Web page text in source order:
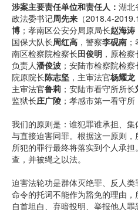
涉案主要责任单位和责任人： 湖北
政法委书记周先来 （2018.4-
博 ；孝南区公安分局原局长赵海涛
国保大队长周红高 ，警察李砚南
南区检察院检察长田俊明 ，原检察
负责人潘俊波 ；安陆市检察院检察
院原院长陈志坚 ，主审法官杨耀龙
主审法官鲁莉 ；安陆市看守所所长
监狱长庄广陵 ；孝感市第一看守所
我们的原则是：谁犯罪谁承担、
与直接迫害同罪。根据这一原则
所犯的罪行最终将落实到个人承
查，并被绳之以法。
迫害法轮功是群体灭绝罪、反人
命令的托词不能作为豁免的理由，
自首坦白、弃暗投明、举报他人